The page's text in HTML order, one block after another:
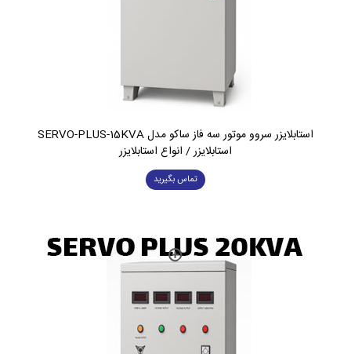
استابلایزر سروو موتور سه فاز ساکو مدل SERVO-PLUS-15KVA
استابلایزر / انواع استابلایزر
تماس بگیرید